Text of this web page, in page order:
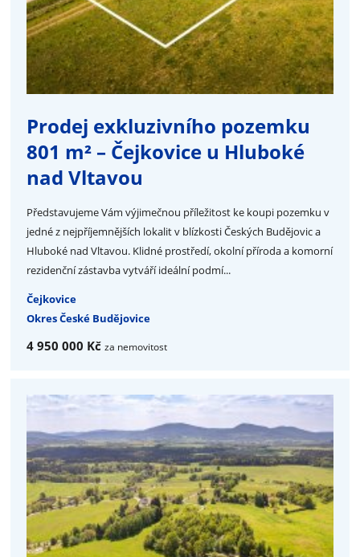
Prodej exkluzivního pozemku
801 m² – Čejkovice u Hluboké
nad Vltavou
Představujeme Vám výjimečnou příležitost ke koupi pozemku v
jedné z nejpříjemnějších lokalit v blízkosti Českých Budějovic a
Hluboké nad Vltavou. Klidné prostředí, okolní příroda a komorní
rezidenční zástavba vytváří ideální podmí...
Čejkovice
Okres České Budějovice
4 950 000 Kč za nemovitost